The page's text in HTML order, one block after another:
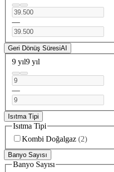
—
Geri Dönüş SüresiAI
9 yıl9 yıl
—
Isıtma Tipi
Isıtma Tipi
Kombi Doğalgaz (2)
Banyo Sayısı
Banyo Sayısı